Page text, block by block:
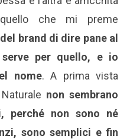
che mi preme
brand di dire pane al
per quello, e io
nome. A prima vista
non sembrano
perché non sono né
sono semplici e fin